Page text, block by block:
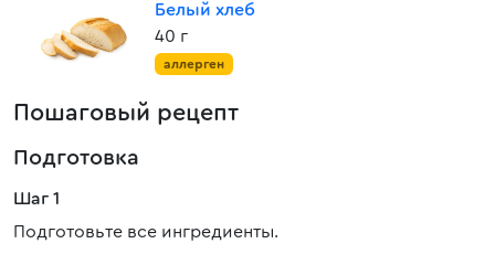
Белый хлеб
40 г
аллерген
Пошаговый рецепт
Подготовка
Шаг 1
Подготовьте все ингредиенты.